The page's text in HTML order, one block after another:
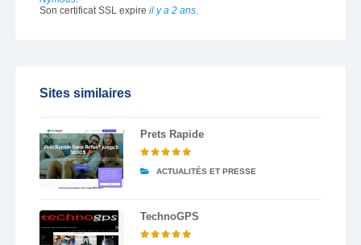
Son certificat SSL expire il y a 2 ans.
Sites similaires
Prets Rapide
ACTUALITÉS ET PRESSE
TechnoGPS